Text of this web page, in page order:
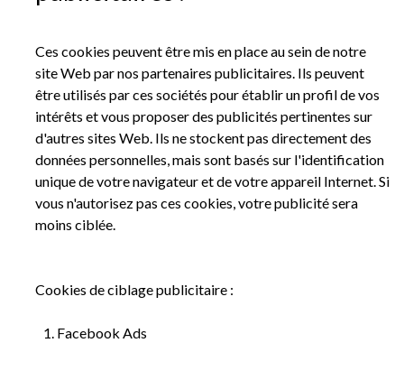
Ces cookies peuvent être mis en place au sein de notre
site Web par nos partenaires publicitaires. Ils peuvent
être utilisés par ces sociétés pour établir un profil de vos
intérêts et vous proposer des publicités pertinentes sur
d'autres sites Web. Ils ne stockent pas directement des
données personnelles, mais sont basés sur l'identification
unique de votre navigateur et de votre appareil Internet. Si
vous n'autorisez pas ces cookies, votre publicité sera
moins ciblée.
Cookies de ciblage publicitaire :
Facebook Ads